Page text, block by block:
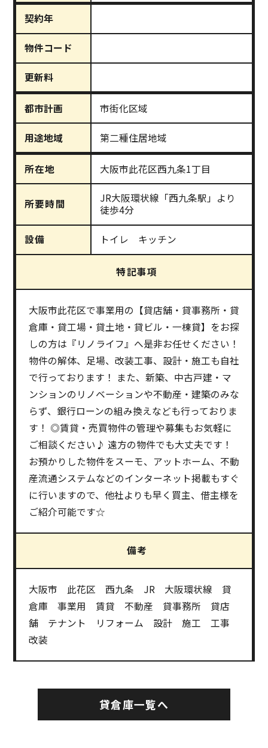
契約年
物件コード
更新料
都市計画 市街化区域
用途地域 第二種住居地域
所在地 大阪市此花区西九条1丁目
所要時間
JR大阪環状線「西九条駅」より
徒歩4分
設備 トイレ キッチン
特記事項
大阪市此花区で事業用の【貸店舗・貸事務所・貸
倉庫・貸工場・貸土地・貸ビル・一棟貸】をお探
しの方は『リノライフ』へ是非お任せください！
物件の解体、足場、改装工事、設計・施工も自社
で行っております！ また、新築、中古戸建・マ
ンションのリノベーションや不動産・建築のみな
らず、銀行ローンの組み換えなども行っておりま
す！ ◎賃貸・売買物件の管理や募集もお気軽に
ご相談ください♪ 遠方の物件でも大丈夫です！
お預かりした物件をスーモ、アットホーム、不動
産流通システムなどのインターネット掲載もすぐ
に行いますので、他社よりも早く買主、借主様を
ご紹介可能です☆
備考
大阪市 此花区 西九条 JR 大阪環状線 貸
倉庫 事業用 賃貸 不動産 貸事務所 貸店
舗 テナント リフォーム 設計 施工 工事
改装
貸倉庫一覧へ